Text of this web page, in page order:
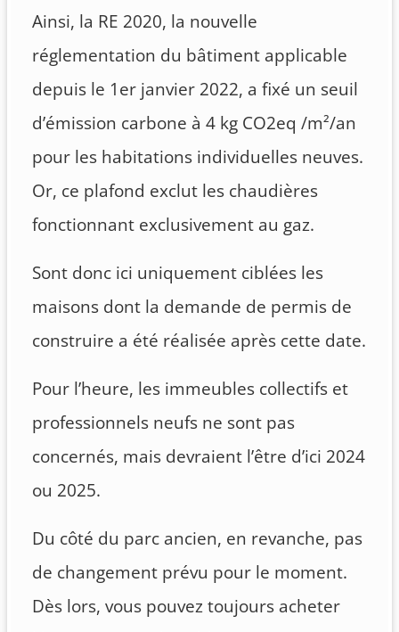
Ainsi, la RE 2020, la nouvelle
réglementation du bâtiment applicable
depuis le 1er janvier 2022, a fixé un seuil
d’émission carbone à 4 kg CO2eq /m²/an
pour les habitations individuelles neuves.
Or, ce plafond exclut les chaudières
fonctionnant exclusivement au gaz.
Sont donc ici uniquement ciblées les
maisons dont la demande de permis de
construire a été réalisée après cette date.
Pour l’heure, les immeubles collectifs et
professionnels neufs ne sont pas
concernés, mais devraient l’être d’ici 2024
ou 2025.
Du côté du parc ancien, en revanche, pas
de changement prévu pour le moment.
Dès lors, vous pouvez toujours acheter